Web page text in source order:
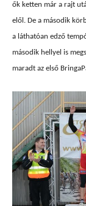
ők ketten már a rajt
elől. De a második
a láthatóan edző
második hellyel is
maradt az első